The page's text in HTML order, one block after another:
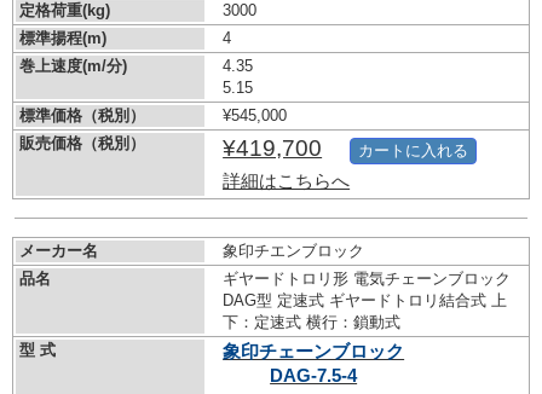
定格荷重(kg)
3000
標準揚程(m)
4
巻上速度(m/分)
4.35
5.15
標準価格（税別）
¥545,000
販売価格（税別）
¥419,700
詳細はこちらへ
カートに入れる
メーカー名
象印チエンブロック
品名
ギヤードトロリ形 電気チェーンブロック
DAG型 定速式 ギヤードトロリ結合式 上
下：定速式 横行：鎖動式
型 式
象印チェーンブロック
DAG-7.5-4